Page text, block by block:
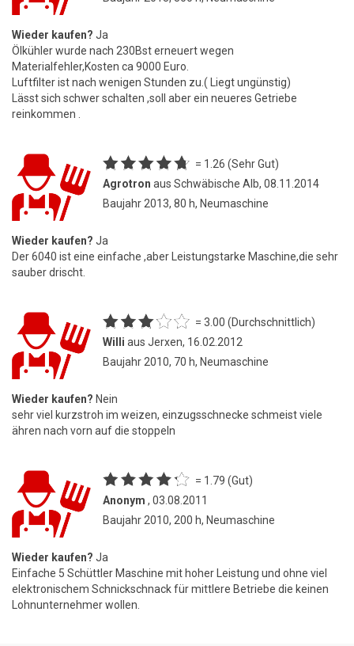
Wieder kaufen? Ja
Ölkühler wurde nach 230Bst erneuert wegen
Materialfehler,Kosten ca 9000 Euro.
Luftfilter ist nach wenigen Stunden zu.( Liegt ungünstig)
Lässt sich schwer schalten ,soll aber ein neueres Getriebe
reinkommen .
= 1.26 (Sehr Gut)
Agrotron aus Schwäbische Alb, 08.11.2014
Baujahr 2013, 80 h, Neumaschine
Wieder kaufen? Ja
Der 6040 ist eine einfache ,aber Leistungstarke Maschine,die sehr
sauber drischt.
= 3.00 (Durchschnittlich)
Willi aus Jerxen, 16.02.2012
Baujahr 2010, 70 h, Neumaschine
Wieder kaufen? Nein
sehr viel kurzstroh im weizen, einzugsschnecke schmeist viele
ähren nach vorn auf die stoppeln
= 1.79 (Gut)
Anonym , 03.08.2011
Baujahr 2010, 200 h, Neumaschine
Wieder kaufen? Ja
Einfache 5 Schüttler Maschine mit hoher Leistung und ohne viel
elektronischem Schnickschnack für mittlere Betriebe die keinen
Lohnunternehmer wollen.